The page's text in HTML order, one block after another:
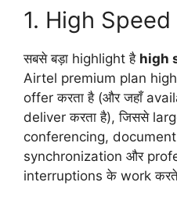
1. High
सबसे बड़ा highlight है high
Airtel premium plan
offer करता है (और जहाँ
deliver करता है), जिससे
conferencing,
synchronization और
interruptions के work